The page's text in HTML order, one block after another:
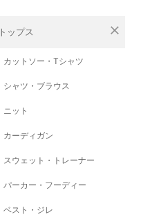
トップス close
カットソー・Tシャツ
シャツ・ブラウス
ニット
カーディガン
スウェット・トレーナー
パーカー・フーディー
ベスト・ジレ